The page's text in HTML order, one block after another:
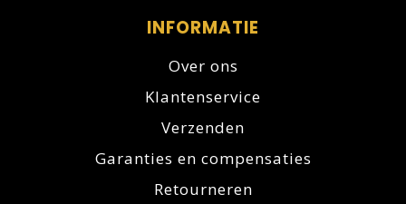
INFORMATIE
Over ons
Klantenservice
Verzenden
Garanties en compensaties
Retourneren